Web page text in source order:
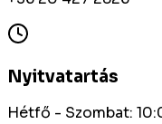
Nyitvatartás
Hétfő - Szombat: